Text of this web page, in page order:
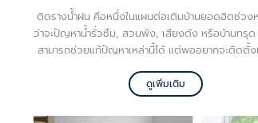
ติดรางน้ำฝน คือหนึ่งในแผนต่อเติมบ้านยอดฮิตช่วง
ว่าจะปัญหาน้ำรั่วซึม, สวนพัง, เสียงดัง หรือบ้านทรุด
สามารถช่วยแก้ปัญหาเหล่านี้ได้ แต่พออยากจะติดตั้งเ
ต้นฉบับมือใหม่ ก่อนตัดสินใจติดรางน้ำฝนให้บ้านกัน
ดูเพิ่มเติม